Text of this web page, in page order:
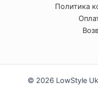
Политика
© 2026 LowStyle